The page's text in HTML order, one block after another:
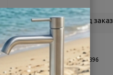
Белгород под заказ
О товаре
Заводской артикул:
WH106896
Производитель:
Santek